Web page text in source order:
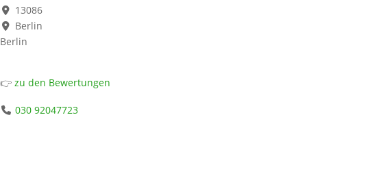
13086
Berlin
Berlin
👉 zu den Bewertungen
030 92047723